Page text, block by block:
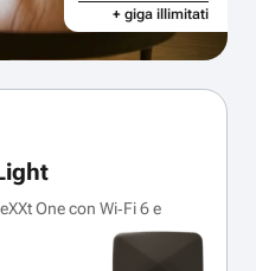
+ giga illimitati
One con Wi‑Fi 6 e